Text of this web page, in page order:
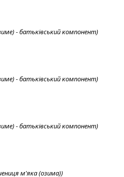
- батьківський компонент)
- батьківський компонент)
- батьківський компонент)
м'яка (озима))